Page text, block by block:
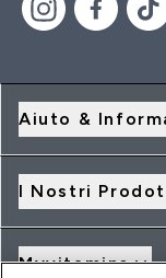
Aiuto &
I Nostri
Myvitamins